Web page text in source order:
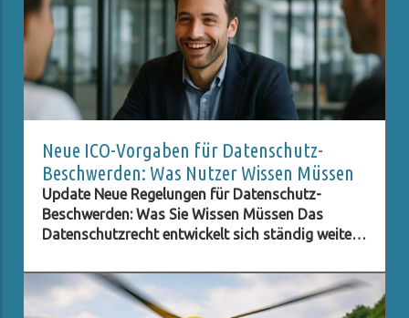
Neue ICO-Vorgaben für Datenschutz-
Beschwerden: Was Nutzer Wissen Müssen
Update Neue Regelungen für Datenschutz-
Beschwerden: Was Sie Wissen Müssen Das
Datenschutzrecht entwickelt sich ständig weiter,
Schutz persönlicher Daten immer wichtiger wird.
Eine der neuesten Entwicklungen betrifft die ICO
(Information Commissioner's Office) im